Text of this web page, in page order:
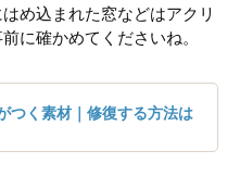
め込まれた窓などはアクリ
に確かめてくださいね。
つく素材｜修復する方法は